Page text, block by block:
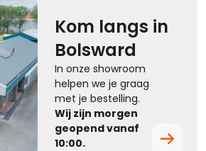
Kom langs in
Bolsward
In onze showroom
helpen we je graag
met je bestelling.
Wij zijn morgen
geopend vanaf
10:00.